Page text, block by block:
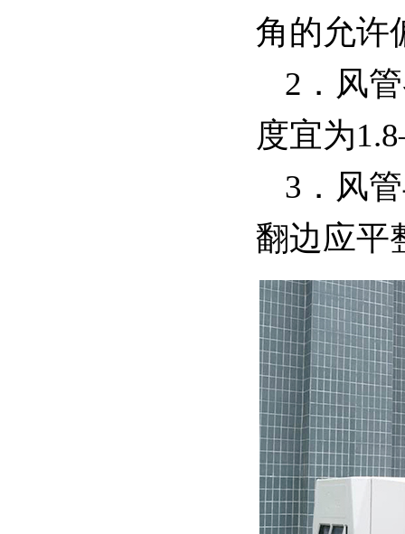
角的允许
2．风
度宜为
3．风
翻边应平